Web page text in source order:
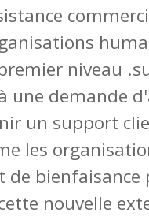
niveau
une demande
un support
les
de
nouvelle